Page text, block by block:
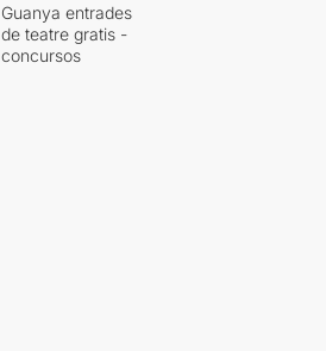
Guanya entrades
de teatre gratis -
concursos